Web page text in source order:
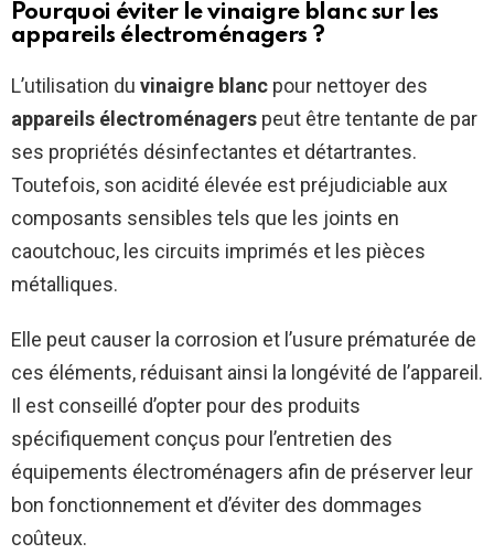
Pourquoi éviter le vinaigre blanc sur les
appareils électroménagers ?
L’utilisation du vinaigre blanc pour nettoyer des
appareils électroménagers peut être tentante de par
ses propriétés désinfectantes et détartrantes.
Toutefois, son acidité élevée est préjudiciable aux
composants sensibles tels que les joints en
caoutchouc, les circuits imprimés et les pièces
métalliques.
Elle peut causer la corrosion et l’usure prématurée de
ces éléments, réduisant ainsi la longévité de l’appareil.
Il est conseillé d’opter pour des produits
spécifiquement conçus pour l’entretien des
équipements électroménagers afin de préserver leur
bon fonctionnement et d’éviter des dommages
coûteux.